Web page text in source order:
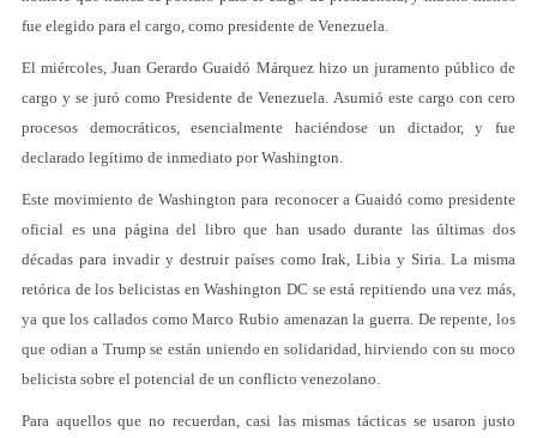
fue elegido para el cargo, como presidente de Venezuela.
El miércoles, Juan Gerardo Guaidó Márquez hizo un juramento público de
cargo y se juró como Presidente de Venezuela. Asumió este cargo con cero
procesos democráticos, esencialmente haciéndose un dictador, y fue
declarado legítimo de inmediato por Washington.
Este movimiento de Washington para reconocer a Guaidó como presidente
oficial es una página del libro que han usado durante las últimas dos
décadas para invadir y destruir países como Irak, Libia y Siria. La misma
retórica de los belicistas en Washington DC se está repitiendo una vez más,
ya que los callados como Marco Rubio amenazan la guerra. De repente, los
que odian a Trump se están uniendo en solidaridad, hirviendo con su moco
belicista sobre el potencial de un conflicto venezolano.
Para aquellos que no recuerdan, casi las mismas tácticas se usaron justo